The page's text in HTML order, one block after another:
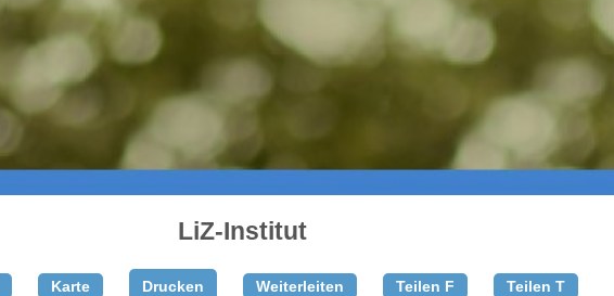
LiZ-Institut
Karte Drucken Weiterleiten Teilen F Teilen T